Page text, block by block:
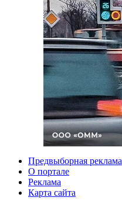
Предвыборная реклама
О портале
Реклама
Карта сайта